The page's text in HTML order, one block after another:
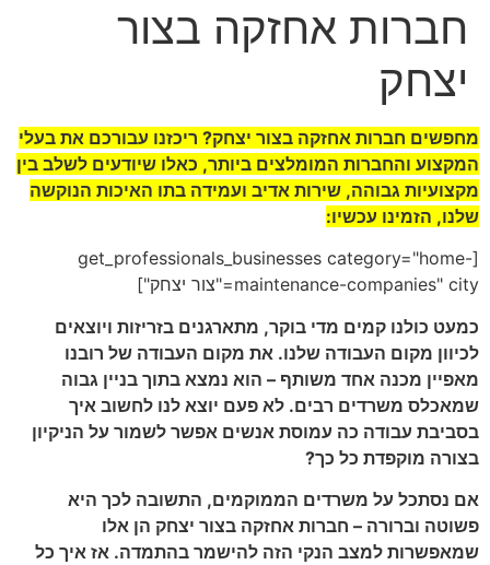
חברות אחזקה בצור
יצחק
מחפשים חברות אחזקה בצור יצחק? ריכזנו עבורכם את בעלי
המקצוע והחברות המומלצים ביותר, כאלו שיודעים לשלב בין
מקצועיות גבוהה, שירות אדיב ועמידה בתו האיכות הנוקשה
שלנו, הזמינו עכשיו:
[get_professionals_businesses category="home-
maintenance-companies" city="צור יצחק"]
כמעט כולנו קמים מדי בוקר, מתארגנים בזריזות ויוצאים
לכיוון מקום העבודה שלנו. את מקום העבודה של רובנו
מאפיין מכנה אחד משותף – הוא נמצא בתוך בניין גבוה
שמאכלס משרדים רבים. לא פעם יוצא לנו לחשוב איך
בסביבת עבודה כה עמוסת אנשים אפשר לשמור על הניקיון
בצורה מוקפדת כל כך?
אם נסתכל על משרדים הממוקמים, התשובה לכך היא
פשוטה וברורה – חברות אחזקה בצור יצחק הן אלו
שמאפשרות למצב הנקי הזה להישמר בהתמדה. אז איך כל